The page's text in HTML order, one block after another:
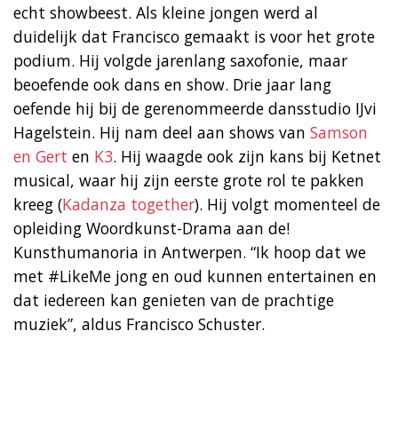
echt showbeest. Als kleine jongen werd al
duidelijk dat Francisco gemaakt is voor het grote
podium. Hij volgde jarenlang saxofonie, maar
beoefende ook dans en show. Drie jaar lang
oefende hij bij de gerenommeerde dansstudio IJvi
Hagelstein. Hij nam deel aan shows van Samson
en Gert en K3. Hij waagde ook zijn kans bij Ketnet
musical, waar hij zijn eerste grote rol te pakken
kreeg (Kadanza together). Hij volgt momenteel de
opleiding Woordkunst-Drama aan de!
Kunsthumanoria in Antwerpen. “Ik hoop dat we
met #LikeMe jong en oud kunnen entertainen en
dat iedereen kan genieten van de prachtige
muziek”, aldus Francisco Schuster.